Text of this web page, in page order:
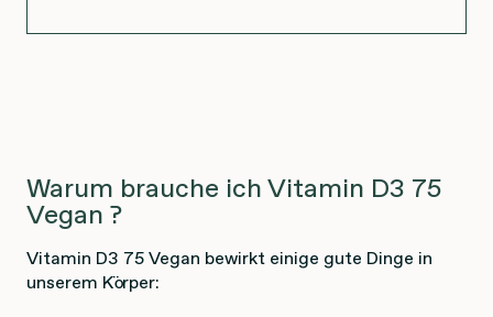
Warum brauche ich Vitamin D3 75
Vegan ?
Vitamin D3 75 Vegan bewirkt einige gute Dinge in
unserem Körper: